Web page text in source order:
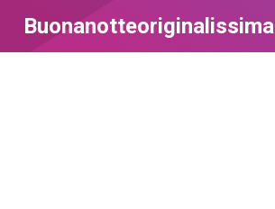
Buonanotteoriginalissima